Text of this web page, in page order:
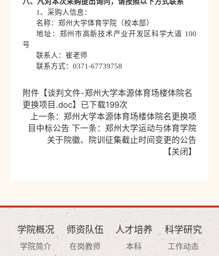
1、采购人信息：
名称：郑州大学体育学院（校本部）
地址：郑州市高新技术产业开发区科学大道 100
号
联系人：崔老师
联系方式：0371-67739758
附件【谈判文件-郑州大学本源体育场楼体院名
更换项目.doc】已下载199次
上一条： 郑州大学本源体育场楼体院名更换项
目中标公告 下一条： 郑州大学运动与体育学院
关于院徽、院训征集截止时间变更的公告
【关闭 】
学院概况
学院简介
师资队伍
在岗教师
人才培养
本科
科学研究
工作动态